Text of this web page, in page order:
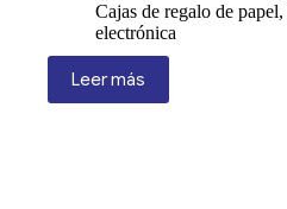
Cajas de regalo de papel,
electrónica
Leer más